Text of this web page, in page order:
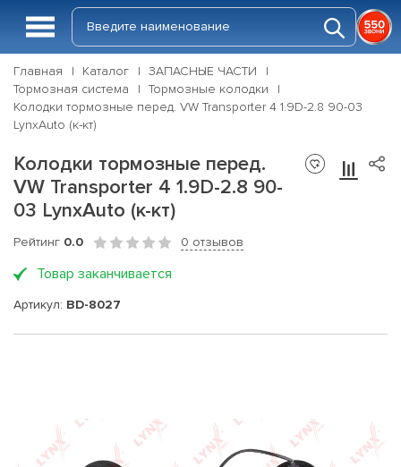
Главная Каталог
ЗАПАСНЫЕ ЧАСТИ
Тормозная система
Тормозные колодки
Колодки тормозные перед. VW Transporter 4 1.9D-2.8 90-03
LynxAuto (к-кт)
Колодки тормозные перед.
VW Transporter 4 1.9D-2.8 90-
03 LynxAuto (к-кт)
Рейтинг 0.0 0 отзывов
Товар заканчивается
Артикул: BD-8027